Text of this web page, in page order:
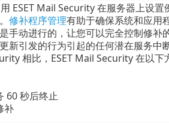
ESET Mail Security 在服务器上设置
修补程序管理有助于确保系统和应用
手动进行的，让您可以完全控制修补
新引发的行为引起的任何潜在服务中
相比，ESET Mail Security 在以下
60 秒后终止
补